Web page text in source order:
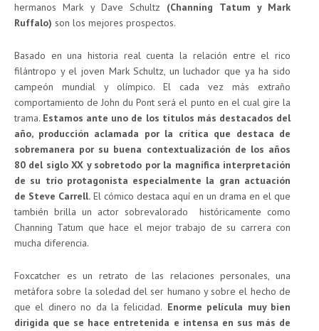
hermanos Mark y Dave Schultz (Channing Tatum y Mark
Ruffalo) son los mejores prospectos.
Basado en una historia real cuenta la relación entre el rico
filántropo y el joven Mark Schultz, un luchador que ya ha sido
campeón mundial y olímpico. El cada vez más extraño
comportamiento de John du Pont será el punto en el cual gire la
trama. Estamos ante uno de los títulos más destacados del
año, producción aclamada por la crítica que destaca de
sobremanera por su buena contextualización de los años
80 del siglo XX y sobretodo por la magnífica interpretación
de su trío protagonista especialmente la gran actuación
de Steve Carrell. El cómico destaca aquí en un drama en el que
también brilla un actor sobrevalorado históricamente como
Channing Tatum que hace el mejor trabajo de su carrera con
mucha diferencia.
Foxcatcher es un retrato de las relaciones personales, una
metáfora sobre la soledad del ser humano y sobre el hecho de
que el dinero no da la felicidad. Enorme película muy bien
dirigida que se hace entretenida e intensa en sus más de